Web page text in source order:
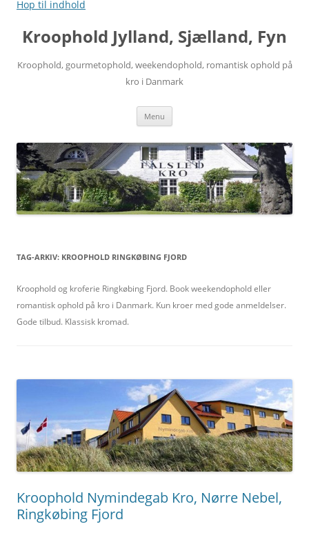
Hop til indhold
Kroophold Jylland, Sjælland, Fyn
Kroophold, gourmetophold, weekendophold, romantisk ophold på
kro i Danmark
Menu
TAG-ARKIV: KROOPHOLD RINGKØBING FJORD
Kroophold og kroferie Ringkøbing Fjord. Book weekendophold eller
romantisk ophold på kro i Danmark. Kun kroer med gode anmeldelser.
Gode tilbud. Klassisk kromad.
Kroophold Nymindegab Kro, Nørre Nebel,
Ringkøbing Fjord